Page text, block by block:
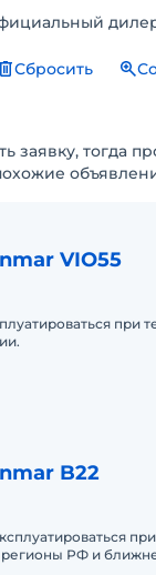
Сбросить
заявку, тогда
VIO55
при
B22
регионы РФ и